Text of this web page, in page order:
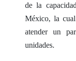
de la
México, la cual
atender un
unidades.